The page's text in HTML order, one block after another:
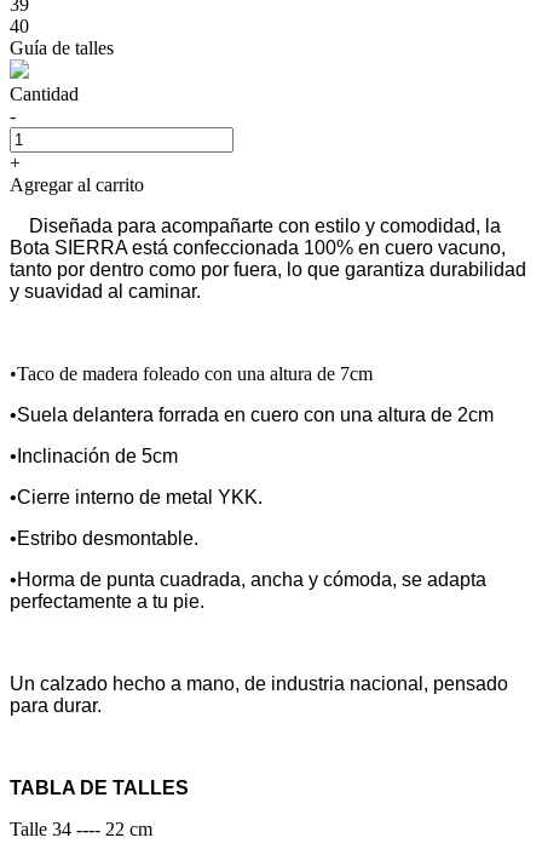
40
Guía de talles
Cantidad
-
+
Agregar al carrito
Diseñada para acompañarte con estilo y comodidad, la
Bota SIERRA está confeccionada 100% en cuero vacuno,
tanto por dentro como por fuera, lo que garantiza durabilidad
y suavidad al caminar.
•Taco de madera foleado con una altura de 7cm
•Suela delantera forrada en cuero con una altura de 2cm
•Inclinación de 5cm
•Cierre interno de metal YKK.
•Estribo desmontable.
•Horma de punta cuadrada, ancha y cómoda, se adapta
perfectamente a tu pie.
Un calzado hecho a mano, de industria nacional, pensado
para durar.
TABLA DE TALLES
Talle 34 ---- 22 cm